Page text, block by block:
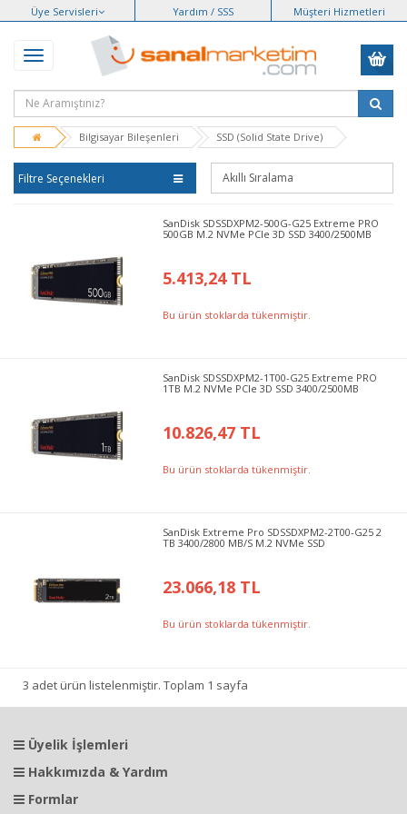
Üye Servisleri Yardım / SSS Müşteri Hizmetleri
Bilgisayar Bileşenleri SSD (Solid State Drive)
Filtre Seçenekleri
SanDisk SDSSDXPM2-500G-G25 Extreme PRO
500GB M.2 NVMe PCIe 3D SSD 3400/2500MB
5.413,24 TL
Bu ürün stoklarda tükenmiştir.
SanDisk SDSSDXPM2-1T00-G25 Extreme PRO
1TB M.2 NVMe PCIe 3D SSD 3400/2500MB
10.826,47 TL
Bu ürün stoklarda tükenmiştir.
SanDisk Extreme Pro SDSSDXPM2-2T00-G25 2
TB 3400/2800 MB/S M.2 NVMe SSD
23.066,18 TL
Bu ürün stoklarda tükenmiştir.
3 adet ürün listelenmiştir. Toplam 1 sayfa
Üyelik İşlemleri
Hakkımızda & Yardım
Formlar